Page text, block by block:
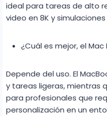
ideal para tareas de alto
video en 8K y
¿Cuál es mejor, el Mac
Depende del uso. El
y tareas ligeras, mientras
para profesionales que
personalización en un